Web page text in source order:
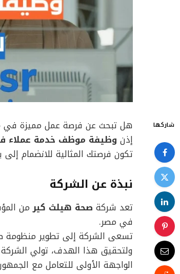
شاركها
هل تبحث عن فرصة عمل مميزة في
إذن وظيفة موظف خدمة عملاء
تكون فرصتك المثالية للانضمام إلى
نبذة عن الشركة
تعد شركة صحة هيلث كيرمن
في مصر.
تسعى الشركة إلى تطوير منظومة
ولتحقيق هذا الهدف، تولي الشركة
الواجهة الأولى للتعامل مع